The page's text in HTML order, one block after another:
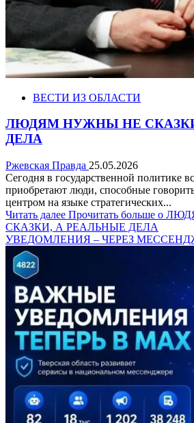
ВЕСТИ ИЗ ОБЛАСТИ
ЛЮДЯМ НУЖНЫ НЕ
ДЕЛА
Ржевская Правда 25.05.2026
Сегодня в государственной политике
приобретают люди, способные
центром на языке стратегических...
Читать далее Прочитать больше о
СКАЗКИ, А РЕАЛЬНЫЕ ДЕЛА
УВЕДОМЛЕНИЯ – ЧЕРЕЗ